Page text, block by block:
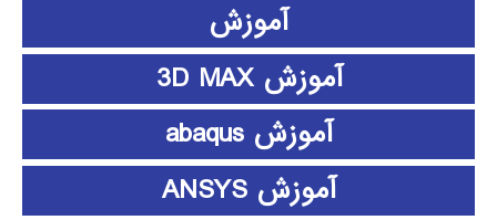
آموزش
آموزش 3D MAX
آموزش abaqus
آموزش ANSYS